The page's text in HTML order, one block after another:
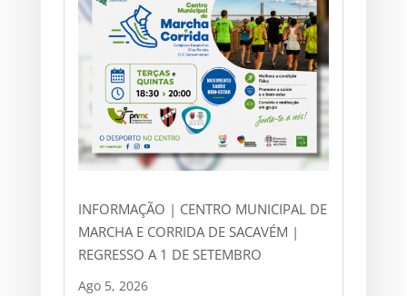
INFORMAÇÃO | CENTRO MUNICIPAL DE
MARCHA E CORRIDA DE SACAVÉM |
REGRESSO A 1 DE SETEMBRO
Ago 5, 2026